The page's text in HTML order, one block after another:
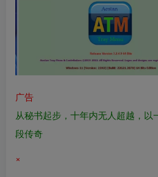
广告
从秘书起步，十年内无人超越，以
段传奇
×